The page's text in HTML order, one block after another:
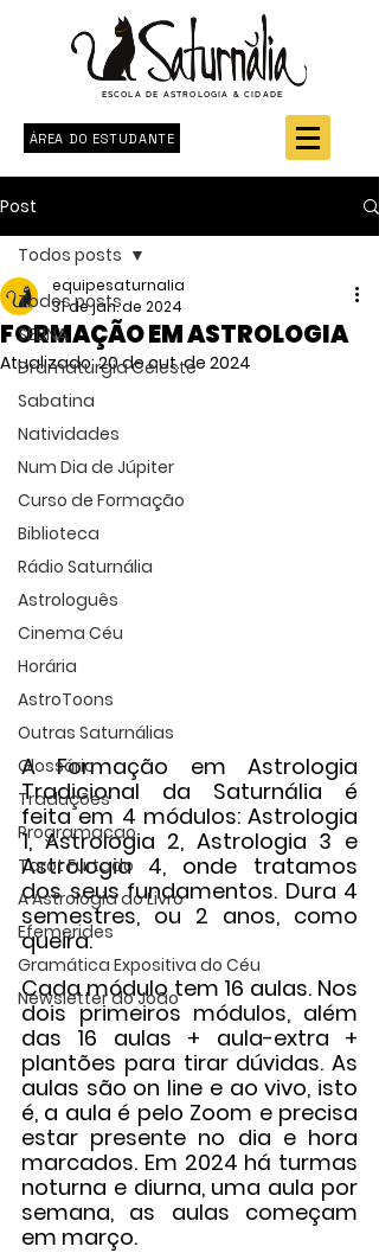
ESCOLA DE ASTROLOGIA & CIDADE
ÁREA DO ESTUDANTE
Post
Todos posts
SELINA
Dramaturgia Celeste
Sabatina
Natividades
Num Dia de Júpiter
Curso de Formação
Biblioteca
Rádio Saturnália
Astrologuês
Cinema Céu
Horária
AstroToons
Outras Saturnálias
Glossário
Traduções
Programacao
Tarot Furtado
A Astrologia do Livro
Efemerides
Gramática Expositiva do Céu
Newsletter do João
Todos posts
FORMAÇÃO EM ASTROLOGIA
equipesaturnalia
31 de jan. de 2024
Atualizado:20 de out. de 2024
A Formação em Astrologia
Tradicional da Saturnália é
feita em 4 módulos: Astrologia
1, Astrologia 2, Astrologia 3 e
Astrologia 4, onde tratamos
dos seus fundamentos. Dura 4
semestres, ou 2 anos, como
queira.
Cada módulo tem 16 aulas. Nos
dois primeiros módulos, além
das 16 aulas + aula-extra +
plantões para tirar dúvidas. As
aulas são on line e ao vivo, isto
é, a aula é pelo Zoom e precisa
estar presente no dia e hora
marcados. Em 2024 há turmas
noturna e diurna, uma aula por
semana, as aulas começam
em março.